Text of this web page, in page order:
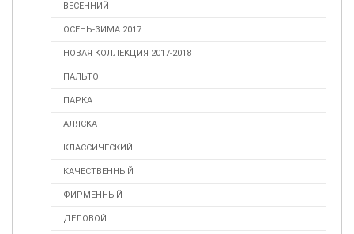
ВЕСЕННИЙ
ОСЕНЬ-ЗИМА 2017
НОВАЯ КОЛЛЕКЦИЯ 2017-2018
ПАЛЬТО
ПАРКА
АЛЯСКА
КЛАССИЧЕСКИЙ
КАЧЕСТВЕННЫЙ
ФИРМЕННЫЙ
ДЕЛОВОЙ